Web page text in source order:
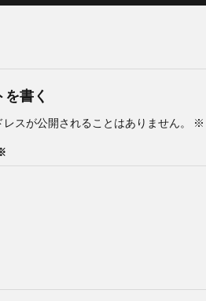
を書く
レスが公開されることはありません。 ※